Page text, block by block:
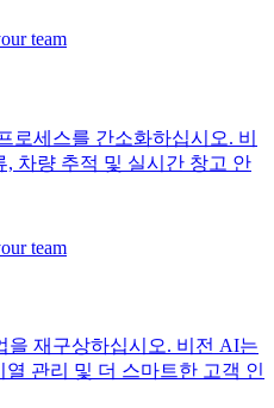
로세스를 간소화하십시오. 비
차량 추적 및 실시간 창고 안
을 재구상하십시오. 비전 AI는
관리 및 더 스마트한 고객 인